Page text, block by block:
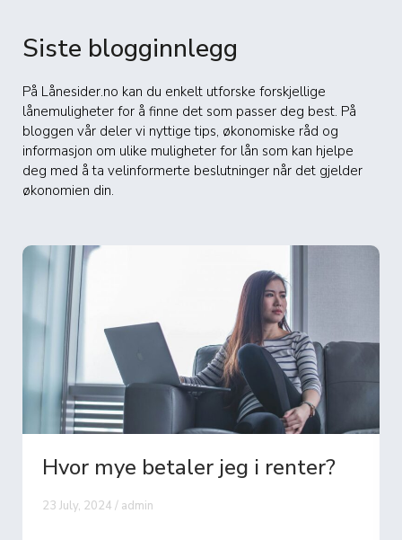
Siste blogginnlegg
På Lånesider.no kan du enkelt utforske forskjellige
lånemuligheter for å finne det som passer deg best. På
bloggen vår deler vi nyttige tips, økonomiske råd og
informasjon om ulike muligheter for lån som kan hjelpe
deg med å ta velinformerte beslutninger når det gjelder
økonomien din.
Hvor mye betaler jeg i renter?
23 July, 2024 / admin